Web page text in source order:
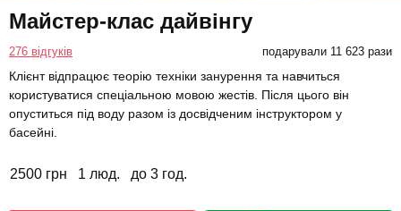
Майстер-клас дайвінгу
276 відгуків подарували 11 623 рази
Клієнт відпрацює теорію техніки занурення та навчиться
користуватися спеціальною мовою жестів. Після цього він
опуститься під воду разом із досвідченим інструктором у
басейні.
2500 грн 1 люд. до 3 год.